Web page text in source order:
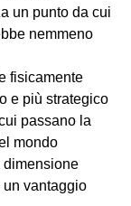
un punto da cui
nemmeno
fisicamente
e più strategico
passano la
mondo
dimensione
vantaggio